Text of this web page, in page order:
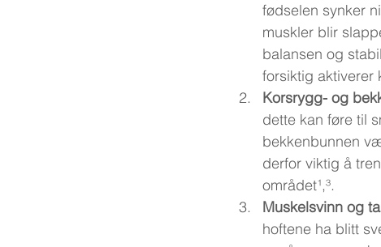
fødselen synker
muskler blir
balansen og
forsiktig aktiverer
Korsrygg- og
dette kan føre til
bekkenbunnen
derfor viktig å
området¹,³.
Muskelsvinn og
hoftene ha blitt